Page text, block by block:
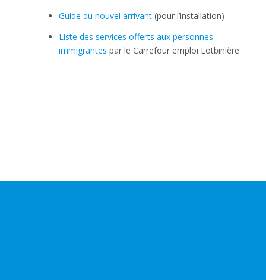
Guide du nouvel arrivant(pour l’installation)
Liste des services offerts aux personnes
immigrantes par le Carrefour emploi Lotbinière